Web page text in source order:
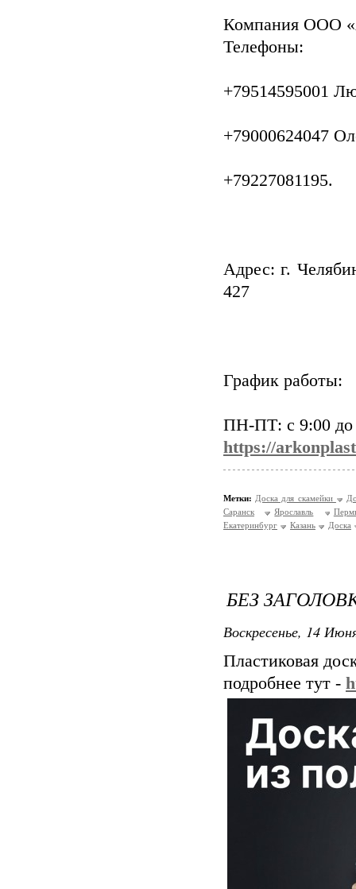
Компания ООО
Телефоны:
+79514595001
+79000624047
+79227081195.
Адрес: г.
427
График работы:
ПН-ПТ: с 9:00
https://
Метки: Доска для скамейки
Саранск
Ярославль
Екатеринбург
Казань Доска
БЕЗ
Воскресенье, 14
Пластиковая
подробнее тут -